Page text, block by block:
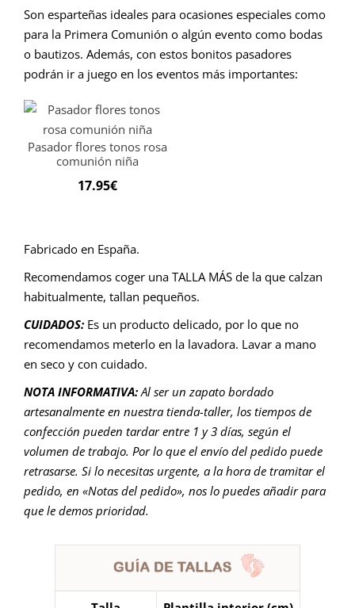
Son esparteñas ideales para ocasiones especiales como
para la Primera Comunión o algún evento como bodas
o bautizos. Además, con estos bonitos pasadores
podrán ir a juego en los eventos más importantes:
Pasador flores tonos rosa
comunión niña
17.95€
Fabricado en España.
Recomendamos coger una TALLA MÁS de la que calzan
habitualmente, tallan pequeños.
CUIDADOS: Es un producto delicado, por lo que no
recomendamos meterlo en la lavadora. Lavar a mano
en seco y con cuidado.
NOTA INFORMATIVA:Al ser un zapato bordado
artesanalmente en nuestra tienda-taller, los tiempos de
confección pueden tardar entre 1 y 3 días, según el
volumen de trabajo. Por lo que el envío del pedido puede
retrasarse. Si lo necesitas urgente, a la hora de tramitar el
pedido, en «Notas del pedido», nos lo puedes añadir para
que le demos prioridad.